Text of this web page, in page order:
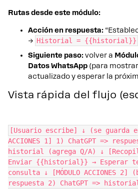
Rutas desde este módulo:
Acción en respuesta:
→ Historial = {{historial}}
Siguiente paso:volver a
Datos WhatsApp (para
actualizado y esperar la
Vista rápida del flujo
[Usuario escribe] ↓ (se guarda
ACCIONES 1] 1) ChatGPT =>
historial (agrega Q/A) ↓
Enviar {{historial}} → Esperar
consulta ↓ [MÓDULO ACCIONES 2]
respuesta 2) ChatGPT =>